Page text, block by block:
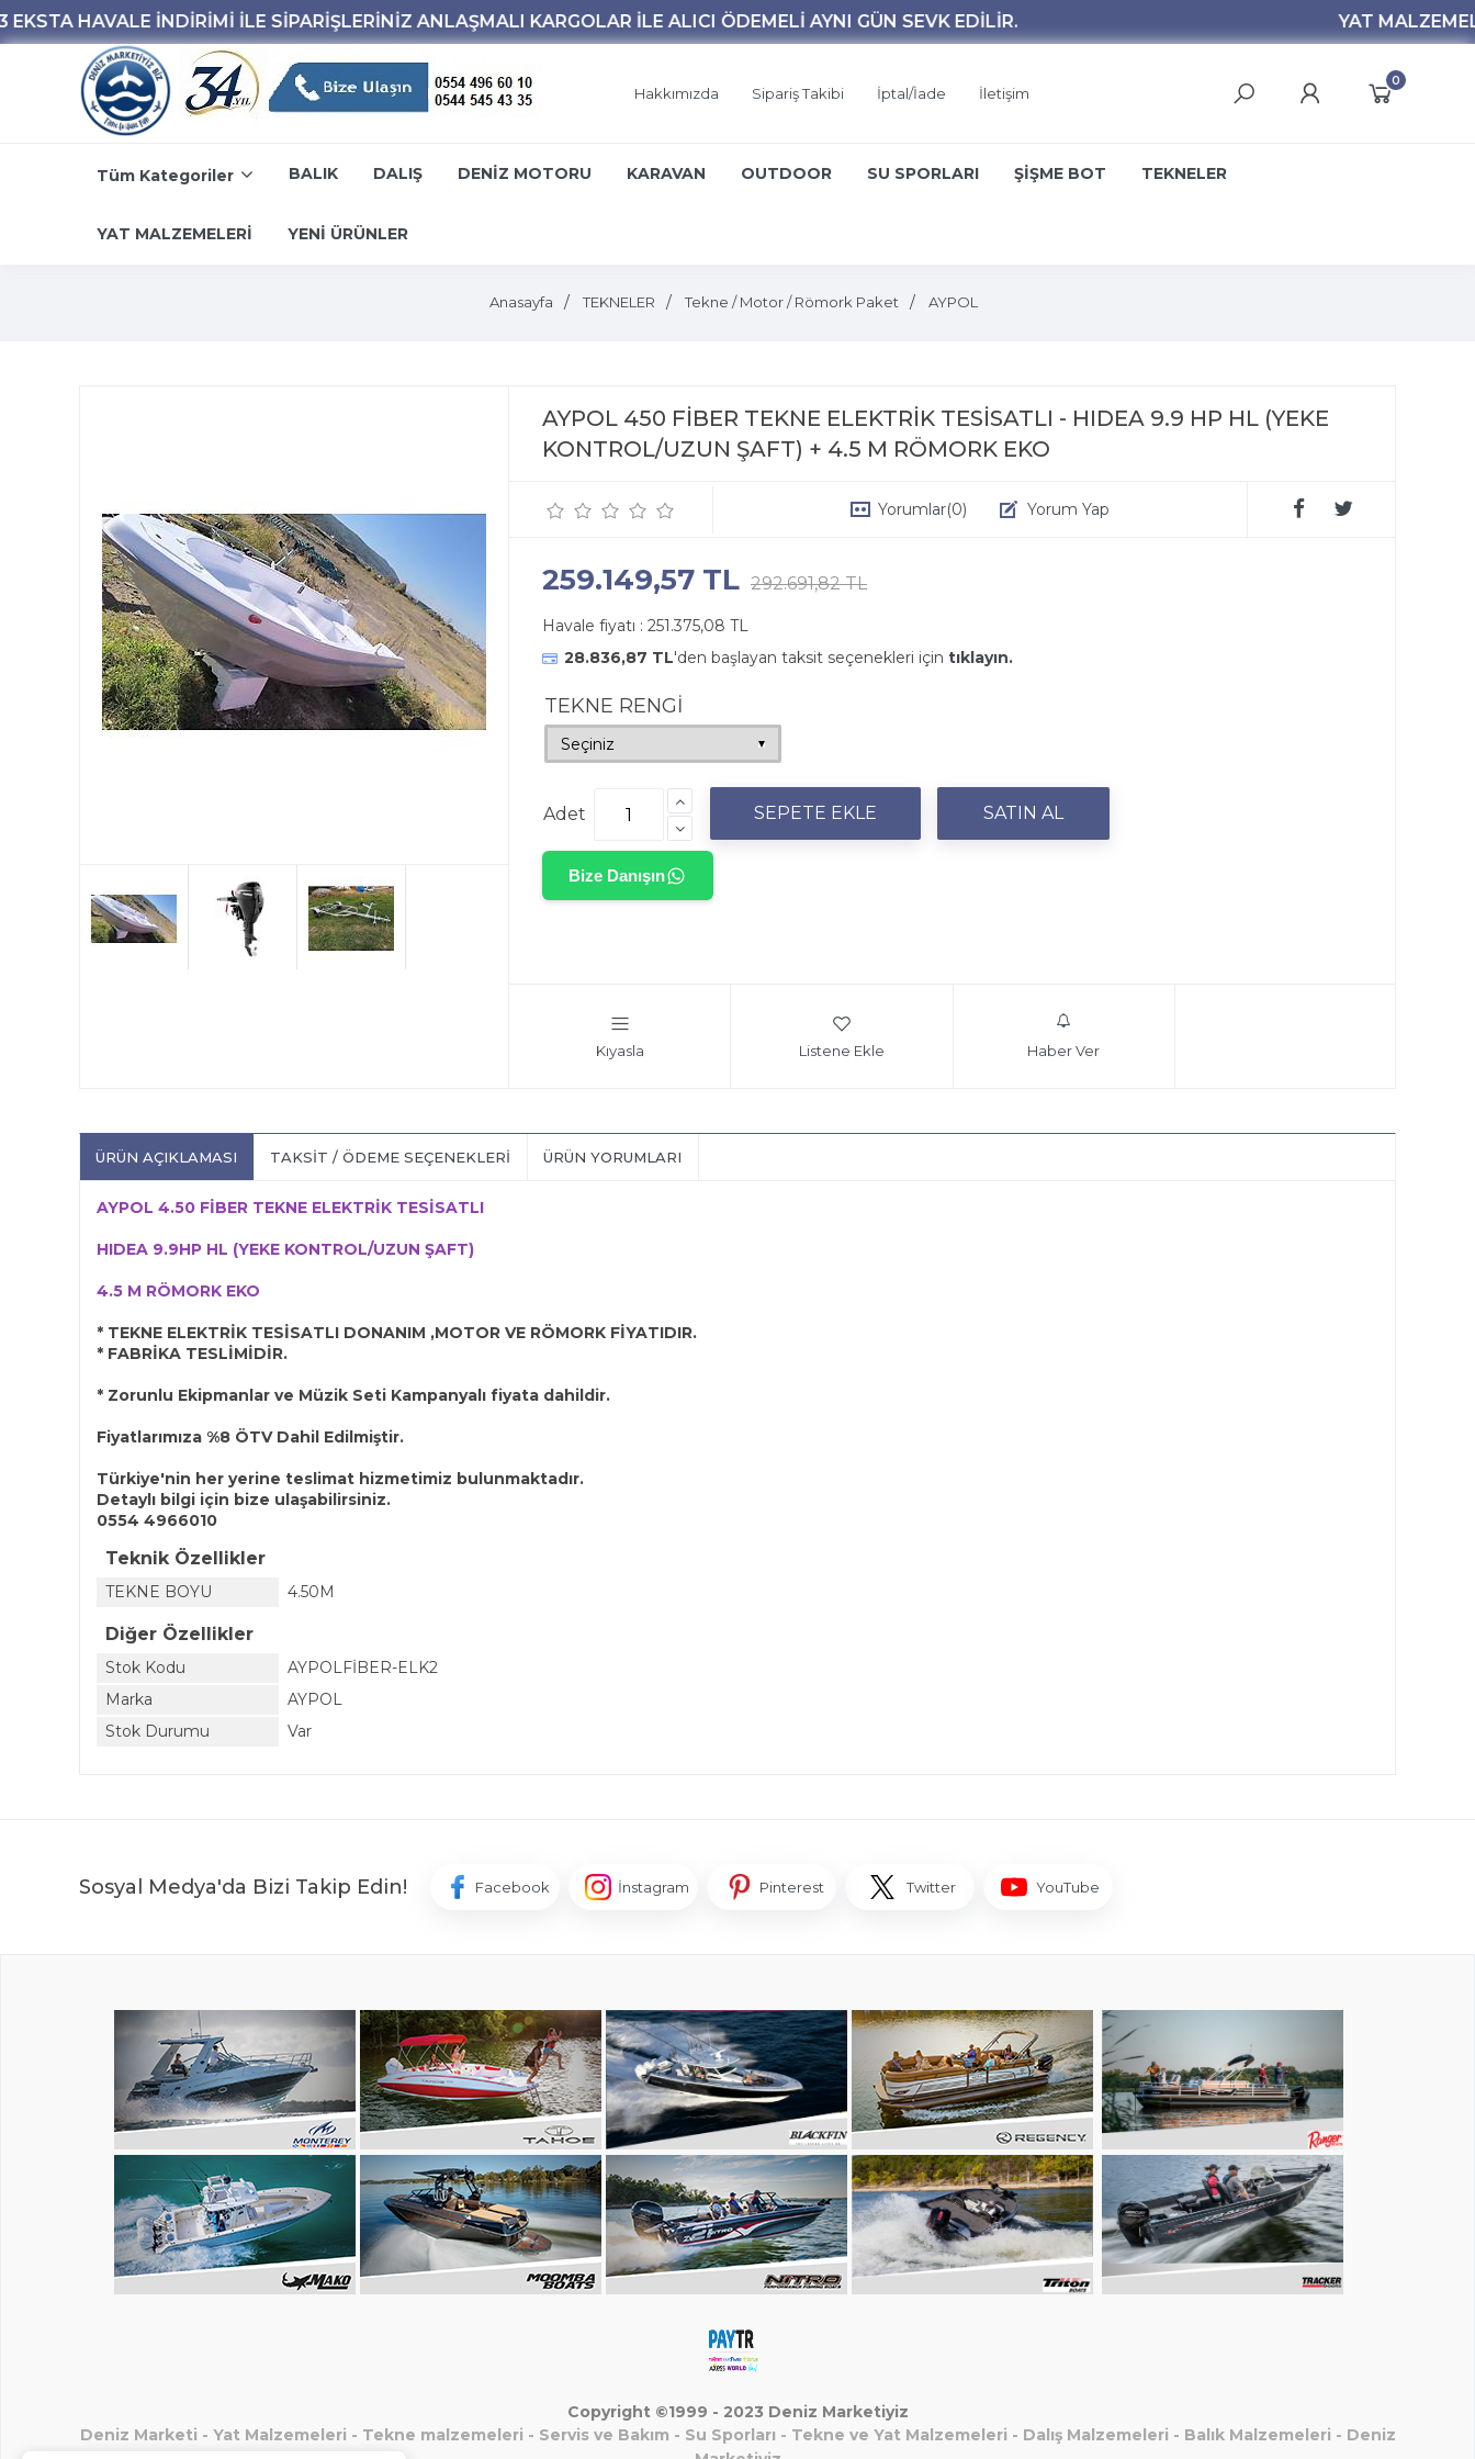
Hakkımızda Sipariş Takibi İptal/İade İletişim
0
Tüm Kategoriler BALIK DALIŞ DENİZ MOTORU KARAVAN OUTDOOR SU SPORLARI ŞİŞME BOT TEKNELER
YAT MALZEMELERİ YENİ ÜRÜNLER
Anasayfa TEKNELER Tekne / Motor / Römork Paket AYPOL
AYPOL 450 FİBER TEKNE ELEKTRİK TESİSATLI - HIDEA 9.9 HP HL (YEKE
KONTROL/UZUN ŞAFT) + 4.5 M RÖMORK EKO
Yorumlar(0) Yorum Yap
259.149,57 TL 292.691,82 TL
Havale fiyatı : 251.375,08 TL
28.836,87 TL'den başlayan taksit seçenekleri için tıklayın.
TEKNE RENGİ
Adet
Bize Danışın
Kıyasla Listene Ekle Haber Ver
ÜRÜN AÇIKLAMASI TAKSIT / ÖDEME SEÇENEKLERI ÜRÜN YORUMLARI
AYPOL 4.50 FİBER TEKNE ELEKTRİK TESİSATLI
HIDEA 9.9HP HL (YEKE KONTROL/UZUN ŞAFT)
4.5 M RÖMORK EKO
* TEKNE ELEKTRİK TESİSATLI DONANIM ,MOTOR VE RÖMORK FİYATIDIR.
* FABRİKA TESLİMİDİR.
* Zorunlu Ekipmanlar ve Müzik Seti Kampanyalı fiyata dahildir.
Fiyatlarımıza %8 ÖTV Dahil Edilmiştir.
Türkiye'nin her yerine teslimat hizmetimiz bulunmaktadır.
Detaylı bilgi için bize ulaşabilirsiniz.
0554 4966010
Teknik Özellikler
TEKNE BOYU 4.50M
Diğer Özellikler
Stok Kodu
AYPOLFİBER-ELK2
Marka
AYPOL
Stok Durumu
Var
Sosyal Medya'da Bizi Takip Edin! Facebook İnstagram Pinterest Twitter YouTube
Copyright ©1999 - 2023 Deniz Marketiyiz
Deniz Marketi - Yat Malzemeleri - Tekne malzemeleri - Servis ve Bakım - Su Sporları - Tekne ve Yat Malzemeleri - Dalış Malzemeleri - Balık Malzemeleri - Deniz